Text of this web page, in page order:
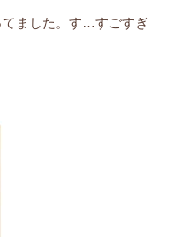
てました。す…すごすぎ